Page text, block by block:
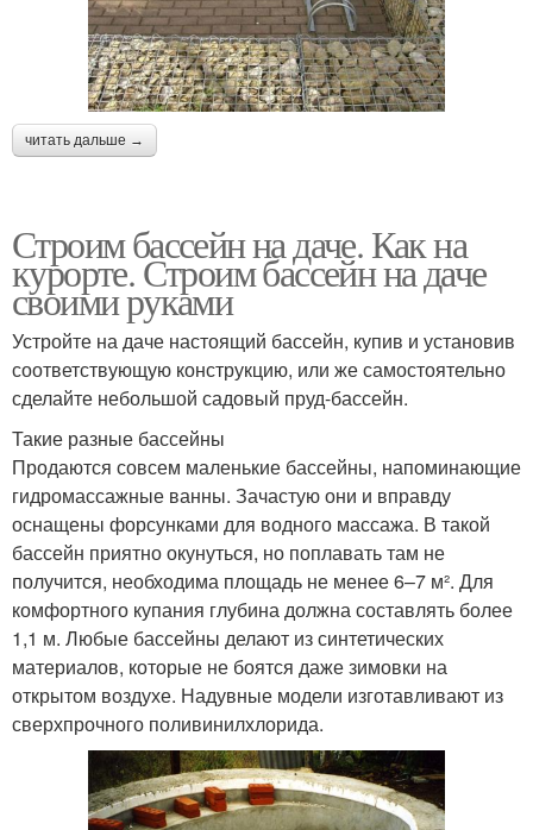
читать дальше →
Строим бассейн на даче. Как на
курорте. Строим бассейн на даче
своими руками
Устройте на даче настоящий бассейн, купив и установив
соответствующую конструкцию, или же самостоятельно
сделайте небольшой садовый пруд-бассейн.
Такие разные бассейны
Продаются совсем маленькие бассейны, напоминающие
гидро­массажные ванны. Зачастую они и вправду
оснащены форсунками для водного массажа. В такой
бассейн приятно окунуться, но поплавать там не
получится, необходима площадь не менее 6–7 м². Для
комфортного купания глубина должна составлять более
1,1 м. Любые бассейны делают из синтетических
материалов, которые не боятся даже зимовки на
открытом воздухе. Надувные модели изготавливают из
сверхпрочного поливинилхлорида.